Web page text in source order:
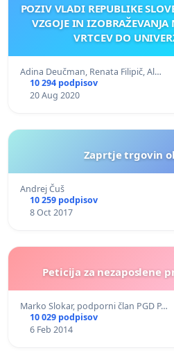
POZIV VLADI REPUBLIKE
VZGOJE IN IZOBRAŽEVANJA
VRTCEV DO
Adina Deučman, Renata Filipič, Al…
10 294 podpisov
20 Aug 2020
Zaprtje trgovin
Andrej Čuš
10 259 podpisov
8 Oct 2017
Peticija za nezaposlene
Marko Slokar, podporni član PGD P…
10 029 podpisov
6 Feb 2014